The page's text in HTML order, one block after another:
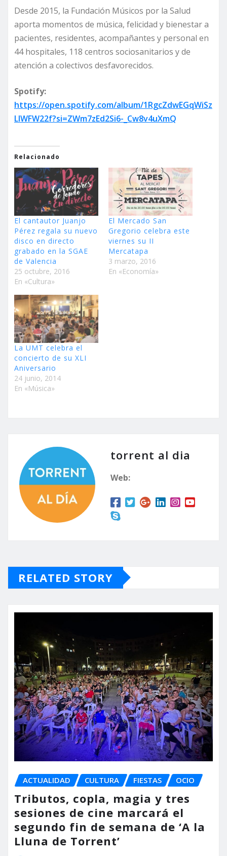
Desde 2015, la Fundación Músicos por la Salud
aporta momentos de música, felicidad y bienestar a
pacientes, residentes, acompañantes y personal en
44 hospitales, 118 centros sociosanitarios y de
atención a colectivos desfavorecidos.
Spotify:
https://open.spotify.com/album/1RgcZdwEGqWiSz
LlWFW22f?si=ZWm7zEd2Si6-_Cw8v4uXmQ
Relacionado
El cantautor Juanjo
Pérez regala su nuevo
disco en directo
grabado en la SGAE
de Valencia
25 octubre, 2016
En «Cultura»
El Mercado San
Gregorio celebra este
viernes su II
Mercatapa
3 marzo, 2016
En «Economía»
La UMT celebra el
concierto de su XLI
Aniversario
24 junio, 2014
En «Música»
torrent al dia
Web:
RELATED STORY
ACTUALIDAD CULTURA FIESTAS OCIO
Tributos, copla, magia y tres
sesiones de cine marcará el
segundo fin de semana de ‘A la
Lluna de Torrent’